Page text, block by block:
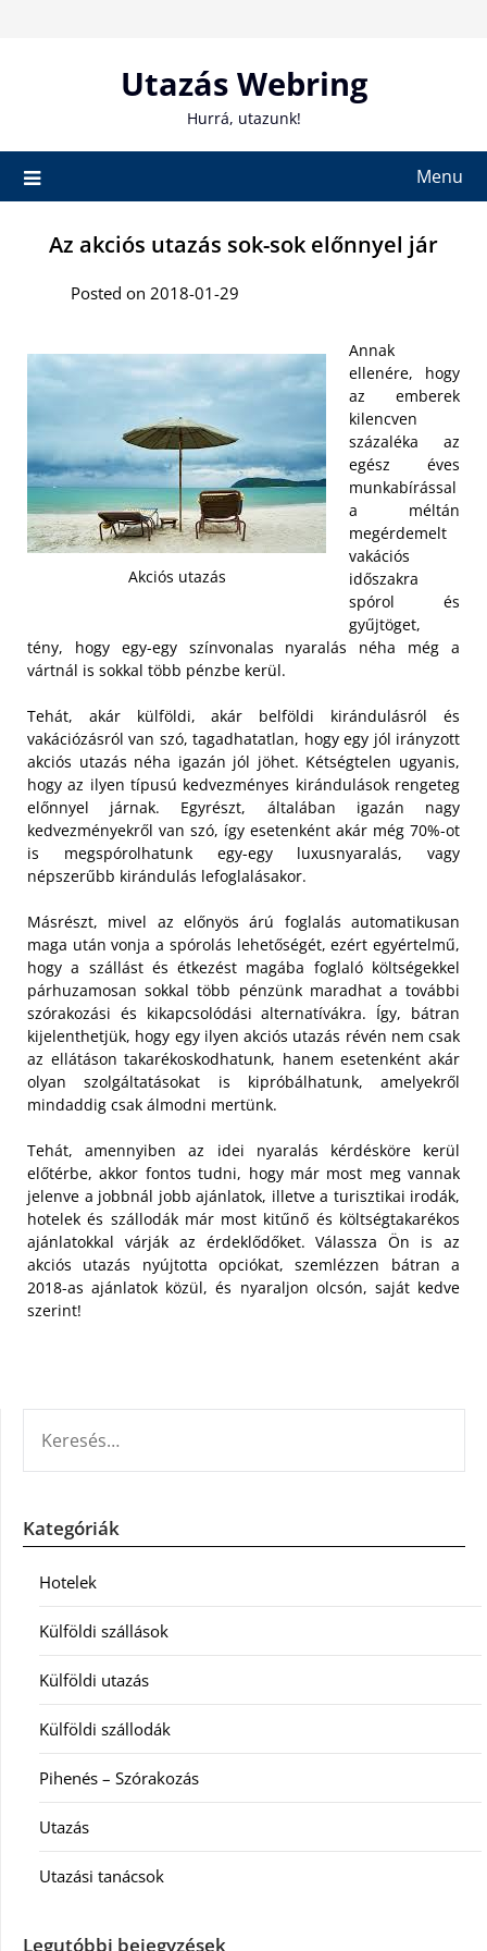
Utazás Webring
Hurrá, utazunk!
Menu
Az akciós utazás sok-sok előnnyel jár
Posted on 2018-01-29
Akciós utazás
Annak
ellenére, hogy
az emberek
kilencven
százaléka az
egész éves
munkabírással
a méltán
megérdemelt
vakációs
időszakra
spórol és
gyűjtöget,
tény, hogy egy-egy színvonalas nyaralás néha még a
vártnál is sokkal több pénzbe kerül.
Tehát, akár külföldi, akár belföldi kirándulásról és
vakációzásról van szó, tagadhatatlan, hogy egy jól irányzott
akciós utazás néha igazán jól jöhet. Kétségtelen ugyanis,
hogy az ilyen típusú kedvezményes kirándulások rengeteg
előnnyel járnak. Egyrészt, általában igazán nagy
kedvezményekről van szó, így esetenként akár még 70%‎-ot
is megspórolhatunk egy-egy luxusnyaralás, vagy
népszerűbb kirándulás lefoglalásakor.
Másrészt, mivel az előnyös árú foglalás automatikusan
maga után vonja a spórolás lehetőségét, ezért egyértelmű,
hogy a szállást és étkezést magába foglaló költségekkel
párhuzamosan sokkal több pénzünk maradhat a további
szórakozási és kikapcsolódási alternatívákra. Így, bátran
kijelenthetjük, hogy egy ilyen akciós utazás révén nem csak
az ellátáson takarékoskodhatunk, hanem esetenként akár
olyan szolgáltatásokat is kipróbálhatunk, amelyekről
mindaddig csak álmodni mertünk.
Tehát, amennyiben az idei nyaralás kérdésköre kerül
előtérbe, akkor fontos tudni, hogy már most meg vannak
jelenve a jobbnál jobb ajánlatok, illetve a turisztikai irodák,
hotelek és szállodák már most kitűnő és költségtakarékos
ajánlatokkal várják az érdeklődőket. Válassza Ön is az
akciós utazás nyújtotta opciókat, szemlézzen bátran a
2018-as ajánlatok közül, és nyaraljon olcsón, saját kedve
szerint!
Kategóriák
Hotelek
Külföldi szállások
Külföldi utazás
Külföldi szállodák
Pihenés – Szórakozás
Utazás
Utazási tanácsok
Legutóbbi bejegyzések